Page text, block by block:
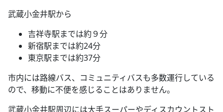
武蔵小金井駅から
吉祥寺駅までは約９分
新宿駅までは約24分
東京駅までは約37分
市内には路線バス、コミュニティバスも多数運行している
ので、移動に不便を感じることはありません。
武蔵小金井駅周辺には大手スーパーやディスカウントスト